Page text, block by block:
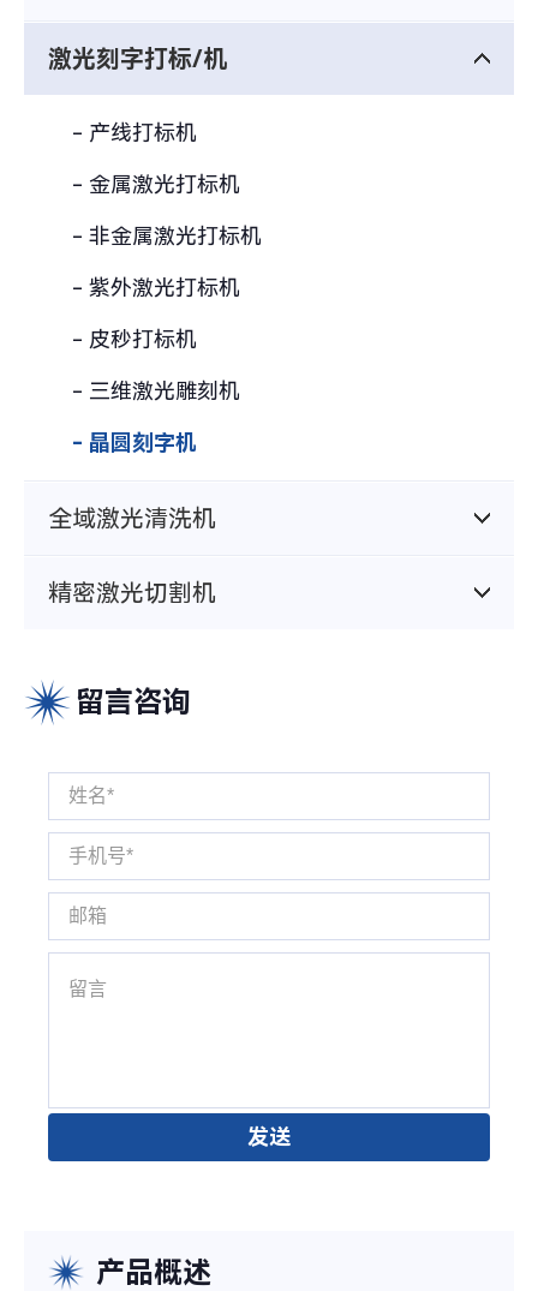
激光刻字打标/机
- 产线打标机
- 金属激光打标机
- 非金属激光打标机
- 紫外激光打标机
- 皮秒打标机
- 三维激光雕刻机
- 晶圆刻字机
全域激光清洗机
精密激光切割机
留言咨询
发送
产品概述